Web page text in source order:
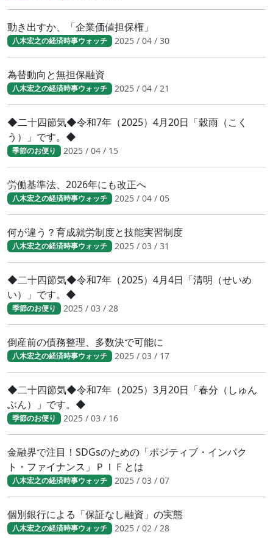
動き出すか、「企業価値担保権」
八木宏之の経済時事ウォッチ 2025 / 04 / 30
為替動向と無担保融資
八木宏之の経済時事ウォッチ 2025 / 04 / 21
◆二十四節気◆令和7年（2025）4月20日「穀雨（こく
う）」です。◆
季節のお便り 2025 / 04 / 15
労働基準法、2026年にも改正へ
八木宏之の経済時事ウォッチ 2025 / 04 / 05
何が違う？育成就労制度と技能実習制度
八木宏之の経済時事ウォッチ 2025 / 03 / 31
◆二十四節気◆令和7年（2025）4月4日「清明（せいめ
い）」です。◆
季節のお便り 2025 / 03 / 28
倒産前の債務整理、多数決で可能に
八木宏之の経済時事ウォッチ 2025 / 03 / 17
◆二十四節気◆令和7年（2025）3月20日「春分（しゅん
ぶん）」です。◆
季節のお便り 2025 / 03 / 16
金融界で注目！SDGsのための「ポジティブ・インパク
ト・ファイナンス」ＰＩＦとは
八木宏之の経済時事ウォッチ 2025 / 03 / 07
個別銀行による「保証なし融資」の実態
八木宏之の経済時事ウォッチ 2025 / 02 / 28